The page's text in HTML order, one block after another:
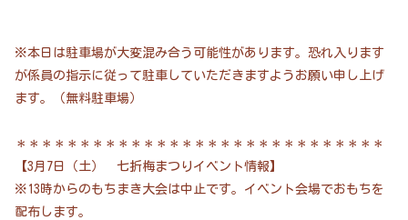
※本日は駐車場が大変混み合う可能性があります。恐れ入ります
が係員の指示に従って駐車していただきますようお願い申し上げ
ます。（無料駐車場）
＊＊＊＊＊＊＊＊＊＊＊＊＊＊＊＊＊＊＊＊＊＊＊＊＊＊＊＊＊
【3月7日（土） 七折梅まつりイベント情報】
※13時からのもちまき大会は中止です。イベント会場でおもちを
配布します。